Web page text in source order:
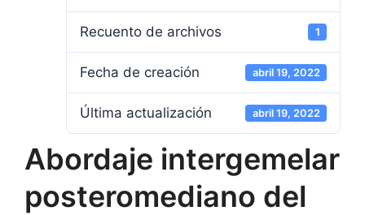
Recuento de archivos 1
Fecha de creación abril 19, 2022
Última actualización abril 19, 2022
Abordaje intergemelar
posteromediano del